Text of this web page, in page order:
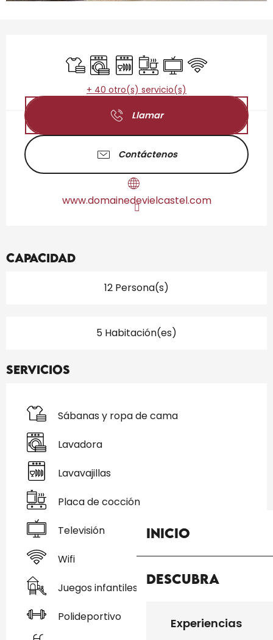
Inicio
Descubra
Experiencias
Sábanas y ropa de cama
LavadoraLavavajillas
Placa de cocción
Televisión
Wifi
+ 40 otro(s) servicio(s)
Llamar
Contáctenos
www.domainedevielcastel.com
Capacidad
12 Persona(s)
5 Habitación(es)
Servicios
Sábanas y ropa de cama
Lavadora
Lavavajillas
Placa de cocción
Televisión
Wifi
Juegos infantiles / Zona de juegos
Polideportivo